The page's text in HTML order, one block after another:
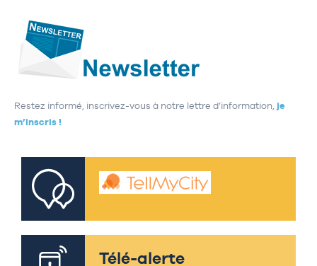
Restez informé, inscrivez-vous à notre lettre d’information, je
m’inscris !
Télé-alerte